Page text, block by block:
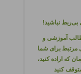
بی‌ربط نباشید!
آموزشی و
مرتبط برای شما
که اراده کنید،
کنید